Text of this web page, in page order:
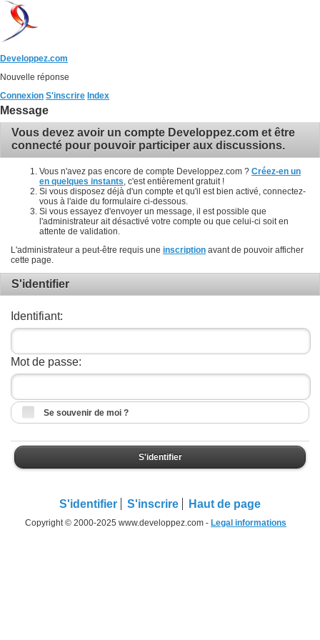
Developpez.com
Nouvelle réponse
Connexion S'inscrire Index
Message
Vous devez avoir un compte Developpez.com et être
connecté pour pouvoir participer aux discussions.
Vous n'avez pas encore de compte Developpez.com ? Créez-en un
en quelques instants , c'est entièrement gratuit !
Si vous disposez déjà d'un compte et qu'il est bien activé, connectez-
vous à l'aide du formulaire ci-dessous.
Si vous essayez d'envoyer un message, il est possible que
l'administrateur ait désactivé votre compte ou que celui-ci soit en
attente de validation.
L'administrateur a peut-être requis une inscription avant de pouvoir afficher
cette page.
S'identifier
Identifiant:
Mot de passe:
Se souvenir de moi ?
S'identifier
S'identifier S'inscrire Haut de page
Copyright © 2000-2025 www.developpez.com - Legal informations